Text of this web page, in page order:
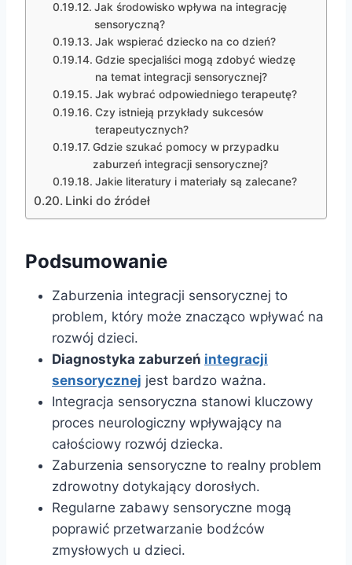
Jak środowisko wpływa na integrację
sensoryczną?
Jak wspierać dziecko na co dzień?
Gdzie specjaliści mogą zdobyć wiedzę
na temat integracji sensorycznej?
Jak wybrać odpowiedniego terapeutę?
Czy istnieją przykłady sukcesów
terapeutycznych?
Gdzie szukać pomocy w przypadku
zaburzeń integracji sensorycznej?
Jakie literatury i materiały są zalecane?
Linki do źródeł
Podsumowanie
Zaburzenia integracji sensorycznej to
problem, który może znacząco wpływać na
rozwój dzieci.
Diagnostyka zaburzeń integracji
sensorycznej jest bardzo ważna.
Integracja sensoryczna stanowi kluczowy
proces neurologiczny wpływający na
całościowy rozwój dziecka.
Zaburzenia sensoryczne to realny problem
zdrowotny dotykający dorosłych.
Regularne zabawy sensoryczne mogą
poprawić przetwarzanie bodźców
zmysłowych u dzieci.